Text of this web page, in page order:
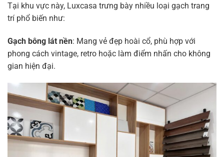
Tại khu vực này, Luxcasa trưng bày nhiều loại gạch trang
trí phổ biến như:
Gạch bông lát nền: Mang vẻ đẹp hoài cổ, phù hợp với
phong cách vintage, retro hoặc làm điểm nhấn cho không
gian hiện đại.